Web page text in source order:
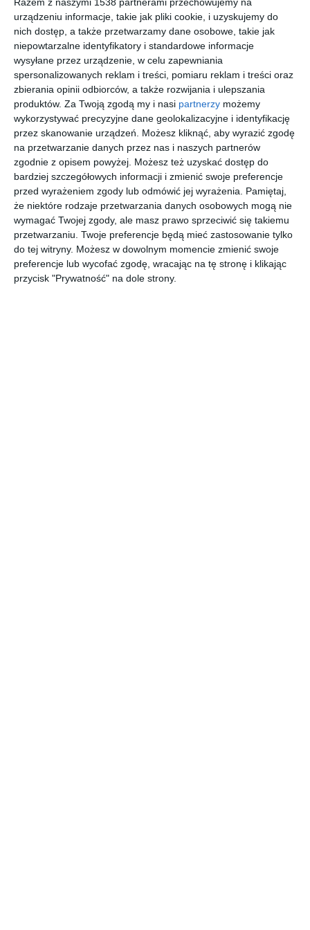
Razem z naszymi 1538 partnerami przechowujemy na
urządzeniu informacje, takie jak pliki cookie, i uzyskujemy do
nich dostęp, a także przetwarzamy dane osobowe, takie jak
niepowtarzalne identyfikatory i standardowe informacje
wysyłane przez urządzenie, w celu zapewniania
spersonalizowanych reklam i treści, pomiaru reklam i treści oraz
zbierania opinii odbiorców, a także rozwijania i ulepszania
produktów. Za Twoją zgodą my i nasi partnerzy możemy
wykorzystywać precyzyjne dane geolokalizacyjne i identyfikację
przez skanowanie urządzeń. Możesz kliknąć, aby wyrazić zgodę
na przetwarzanie danych przez nas i naszych partnerów
zgodnie z opisem powyżej. Możesz też uzyskać dostęp do
bardziej szczegółowych informacji i zmienić swoje preferencje
przed wyrażeniem zgody lub odmówić jej wyrażenia. Pamiętaj,
że niektóre rodzaje przetwarzania danych osobowych mogą nie
wymagać Twojej zgody, ale masz prawo sprzeciwić się takiemu
przetwarzaniu. Twoje preferencje będą mieć zastosowanie tylko
do tej witryny. Możesz w dowolnym momencie zmienić swoje
preferencje lub wycofać zgodę, wracając na tę stronę i klikając
przycisk "Prywatność" na dole strony.
Sypialnia z tapetą
Paradis
Dodaj do ulubionych
Tapeta Chaler w
salonie